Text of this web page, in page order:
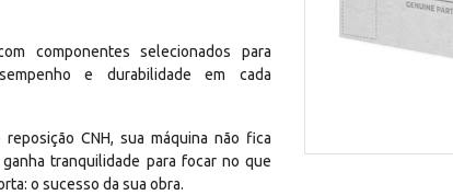
componentes selecionados para
e durabilidade em cada
reposição CNH, sua máquina não fica
tranquilidade para focar no que
o sucesso da sua obra.